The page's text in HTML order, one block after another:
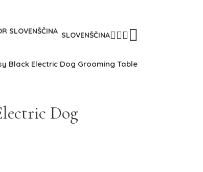
SLOVENŠČINA
Black Electric Dog Grooming Table
Dog